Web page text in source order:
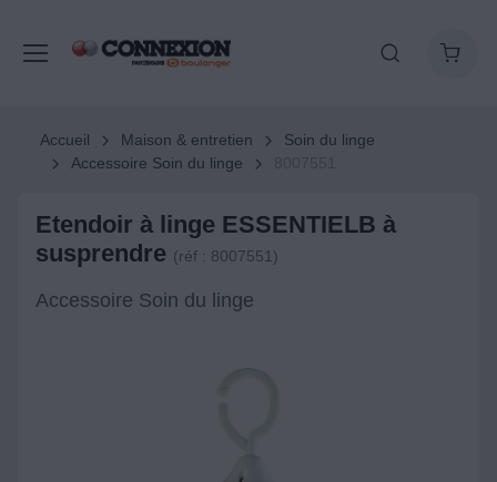
Accueil Maison & entretien
Soin du linge
Accessoire Soin du linge
Etendoir à linge ESSENTIELB à
susprendre (réf : 8007551)
Accessoire Soin du linge